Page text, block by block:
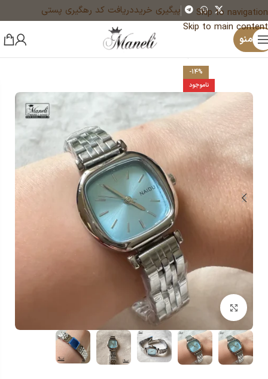
Skip to navigation
Skip to main content
پیگیری خریددریافت کد رهگیری پستی
منو
خانه ساعت
-14%
ناموجود
بزرگنمایی تصویر
×